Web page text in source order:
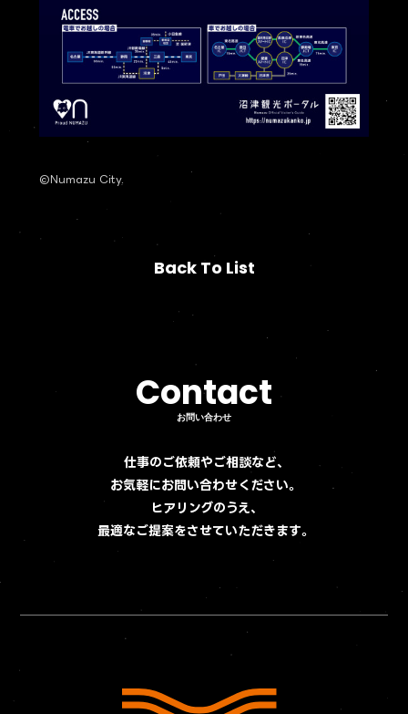
©Numazu City.
Back To List
Back To List
Contact
Contact
お問い合わせ
仕事のご依頼やご相談など、
お気軽にお問い合わせください。
ヒアリングのうえ、
最適なご提案をさせていただきます。